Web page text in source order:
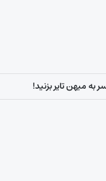
به میهن تایر بزنید!